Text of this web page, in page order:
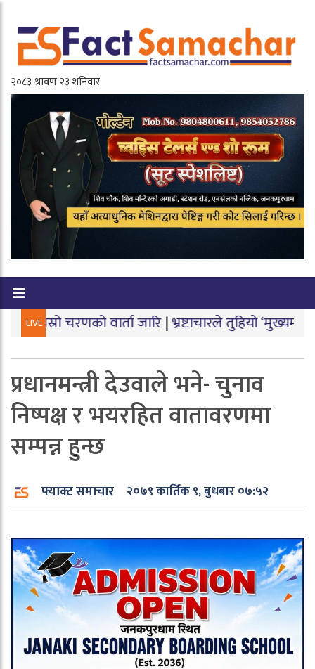
LIVEवार्ता जारि|भ्रष्टाचारले तुहियो ‘मुख्यमन्त्री बेटी
प्रधानमन्त्री देउवाले भने- चुनाव
निष्पक्ष र भयरहित वातावरणमा
सम्पन्न हुन्छ
फ्याक्ट समाचार २०७९ कार्तिक ९, बुधबार ०७:५२